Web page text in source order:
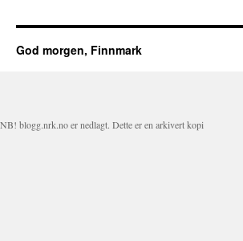
God morgen, Finnmark
NB! blogg.nrk.no er nedlagt. Dette er en arkivert kopi